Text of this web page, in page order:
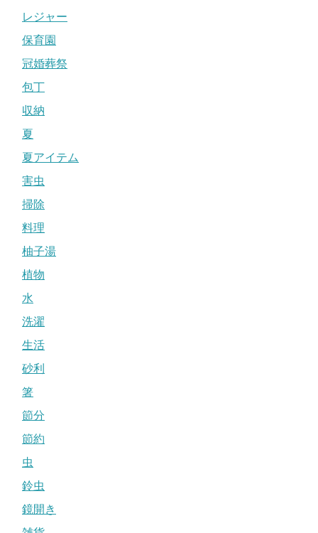
レジャー
保育園
冠婚葬祭
包丁
収納
夏
夏アイテム
害虫
掃除
料理
柚子湯
植物
水
洗濯
生活
砂利
箸
節分
節約
虫
鈴虫
鏡開き